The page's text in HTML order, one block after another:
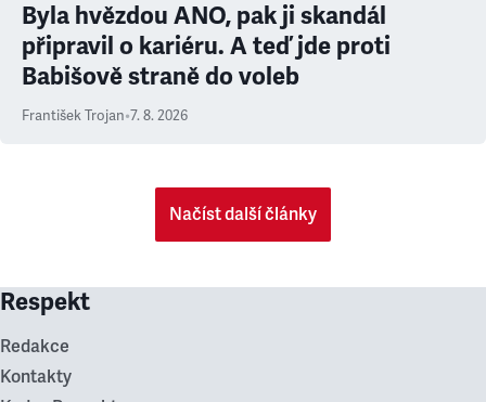
Byla hvězdou ANO, pak ji skandál
připravil o kariéru. A teď jde proti
Babišově straně do voleb
František Trojan•7. 8. 2026
Načíst další články
Respekt
Redakce
Kontakty